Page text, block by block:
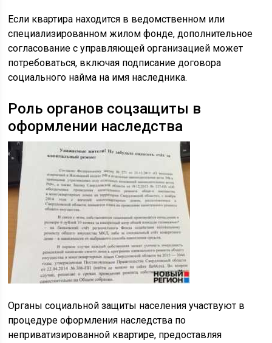
Если квартира находится в ведомственном или
специализированном жилом фонде, дополнительное
согласование с управляющей организацией может
потребоваться, включая подписание договора
социального найма на имя наследника.
Роль органов соцзащиты в
оформлении наследства
Органы социальной защиты населения участвуют в
процедуре оформления наследства по
неприватизированной квартире, предоставляя